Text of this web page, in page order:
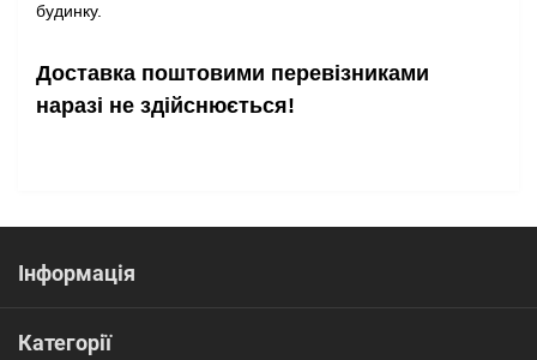
будинку.
Доставка поштовими перевізниками
наразі не здійснюється!
Інформація
Категорії